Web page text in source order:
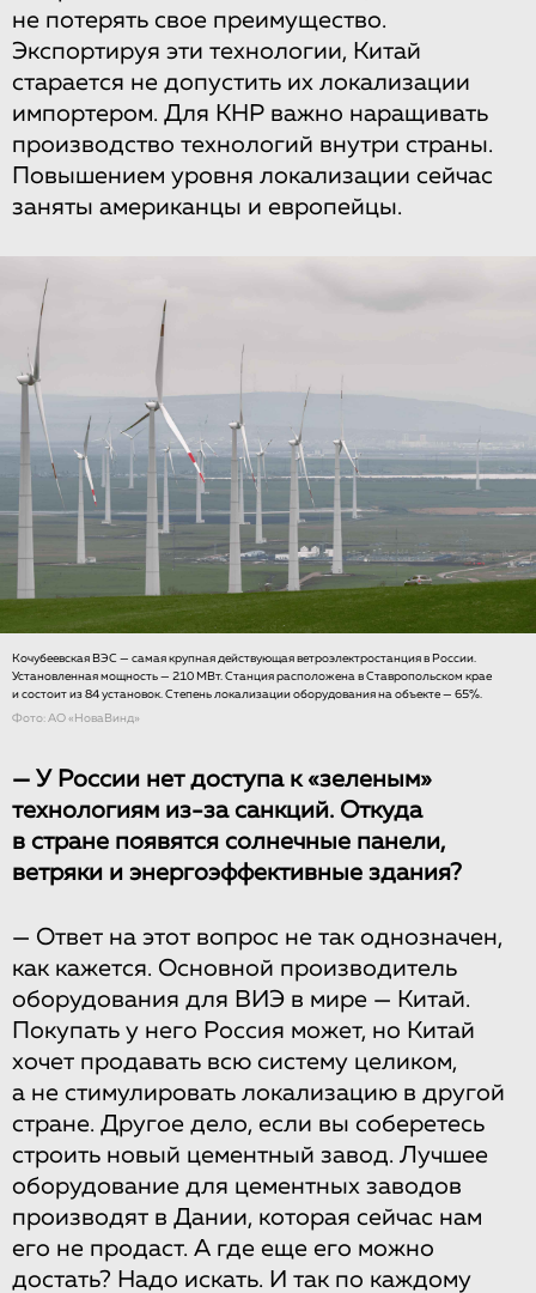
не потерять свое преимущество.
Экспортируя эти технологии, Китай
старается не допустить их локализации
импортером. Для КНР важно наращивать
производство технологий внутри страны.
Повышением уровня локализации сейчас
заняты американцы и европейцы.
Кочубеевская ВЭС — самая крупная действующая ветроэлектростанция в России.
Установленная мощность — 210 МВт. Станция расположена в Ставропольском крае
и состоит из 84 установок. Степень локализации оборудования на объекте — 65%.
Фото: АО «НоваВинд»
— У России нет доступа к «зеленым»
технологиям из-за санкций. Откуда
в стране появятся солнечные панели,
ветряки и энергоэффективные здания?
— Ответ на этот вопрос не так однозначен,
как кажется. Основной производитель
оборудования для ВИЭ в мире — Китай.
Покупать у него Россия может, но Китай
хочет продавать всю систему целиком,
а не стимулировать локализацию в другой
стране. Другое дело, если вы соберетесь
строить новый цементный завод. Лучшее
оборудование для цементных заводов
производят в Дании, которая сейчас нам
его не продаст. А где еще его можно
достать? Надо искать. И так по каждому